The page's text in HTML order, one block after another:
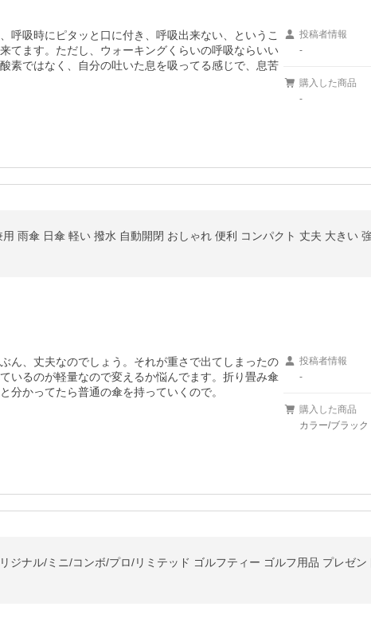
呼吸時にピタッと口に付き、呼吸出来ない、というこ
てます。ただし、ウォーキングくらいの呼吸ならいい
素ではなく、自分の吐いた息を吸ってる感じで、息苦
投稿者情報
-
購入した商品
-
雨傘 日傘 軽い 撥水 自動開閉 おしゃれ 便利 コンパクト 丈夫 大きい
ん、丈夫なのでしょう。それが重さで出てしまったの
いるのが軽量なので変えるか悩んでます。折り畳み傘
分かってたら普通の傘を持っていくので。
投稿者情報
-
購入した商品
カラー/ブラック
ジナル/ミニ/コンボ/プロ/リミテッド ゴルフティー ゴルフ用品 プレゼン